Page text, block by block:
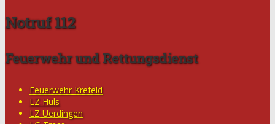
Notruf 112
Feuerwehr und Rettungsdienst
Feuerwehr Krefeld
LZ Hüls
LZ Uerdingen